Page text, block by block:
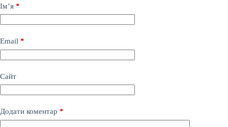
Ім’я *
Email *
Сайт
Додати коментар *